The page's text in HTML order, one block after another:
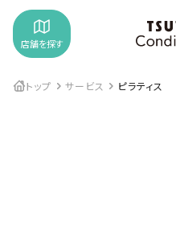
店舗を探す
トップ サービス ピラティス